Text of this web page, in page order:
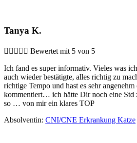
Tanya K.
     Bewertet mit 5 von 5
Ich fand es super informativ. Vieles was
auch wieder bestätigte, alles richtig zu
richtige Tempo und hast es sehr
kommentiert… ich hätte Dir noch eine Std
so … von mir ein klares TOP
Absolventin: CNI/CNE Erkrankung Katze